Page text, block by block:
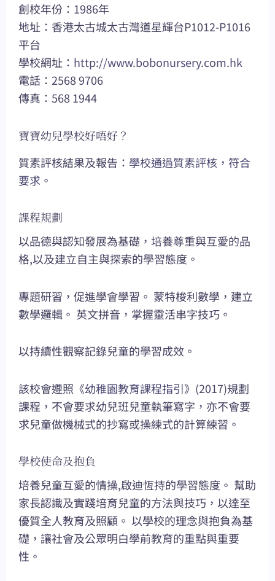
創校年份：1986年
地址：香港太古城太古灣道星輝台P1012-P1016
平台
學校網址： http://www.bobonursery.com.hk
電話：2568 9706
傳真：568 1944
寶寶幼兒學校好唔好？
質素評核結果及報告： 學校通過質素評核，符合
要求 。
課程規劃
以品德與認知發展為基礎，培養尊重與互愛的品
格,以及建立自主與探索的學習態度。
專題研習，促進學會學習。 蒙特梭利數學，建立
數學邏輯。 英文拼音，掌握靈活串字技巧。
以持續性觀察記錄兒童的學習成效。
該校會遵照《幼稚園教育課程指引》(2017)規劃
課程，不會要求幼兒班兒童執筆寫字，亦不會要
求兒童做機械式的抄寫或操練式的計算練習。
學校使命及抱負
培養兒童互愛的情操,啟迪恆持的學習態度。 幫助
家長認識及實踐培育兒童的方法與技巧，以達至
優質全人教育及照顧。 以學校的理念與抱負為基
礎，讓社會及公眾明白學前教育的重點與重要
性。